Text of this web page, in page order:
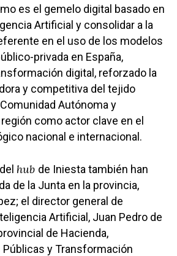
es el gemelo digital basado en
Artificial y consolidar a la
en el uso de los modelos
privada en España,
digital, reforzado la
y competitiva del tejido
Autónoma y
como actor clave en el
nacional e internacional.
hub de Iniesta también han
de la Junta en la provincia,
el director general de
Artificial, Juan Pedro de
de Hacienda,
y Transformación